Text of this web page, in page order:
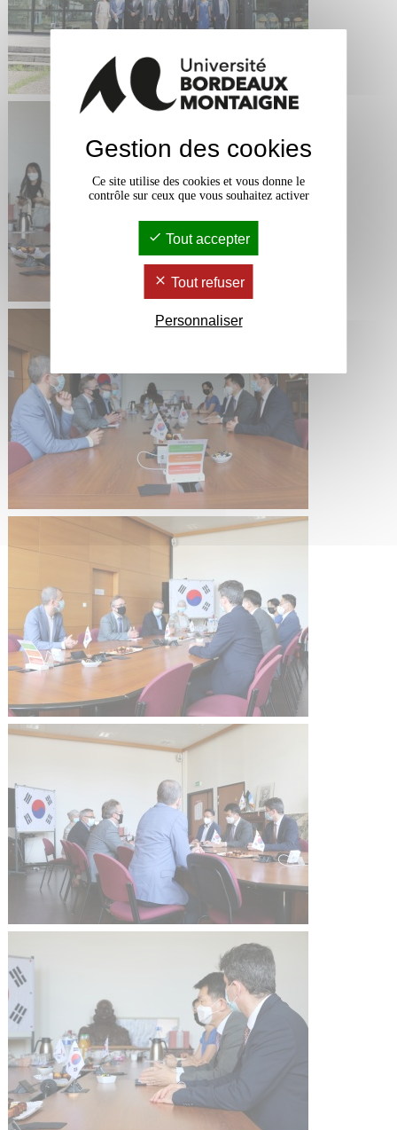
Gestion des cookies
Ce site utilise des cookies et vous donne le
contrôle sur ceux que vous souhaitez activer
Tout accepter
Tout refuser
Personnaliser